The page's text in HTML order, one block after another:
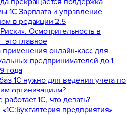
прекращается поддержка
1С:Зарплата и управление
в редакции 2.5
Осмотрительность в
это главное
применения онлайн-касс для
предпринимателей до 1
года
1C нужно для ведения учета по
организациям?
1С, что делать?
предприятия»